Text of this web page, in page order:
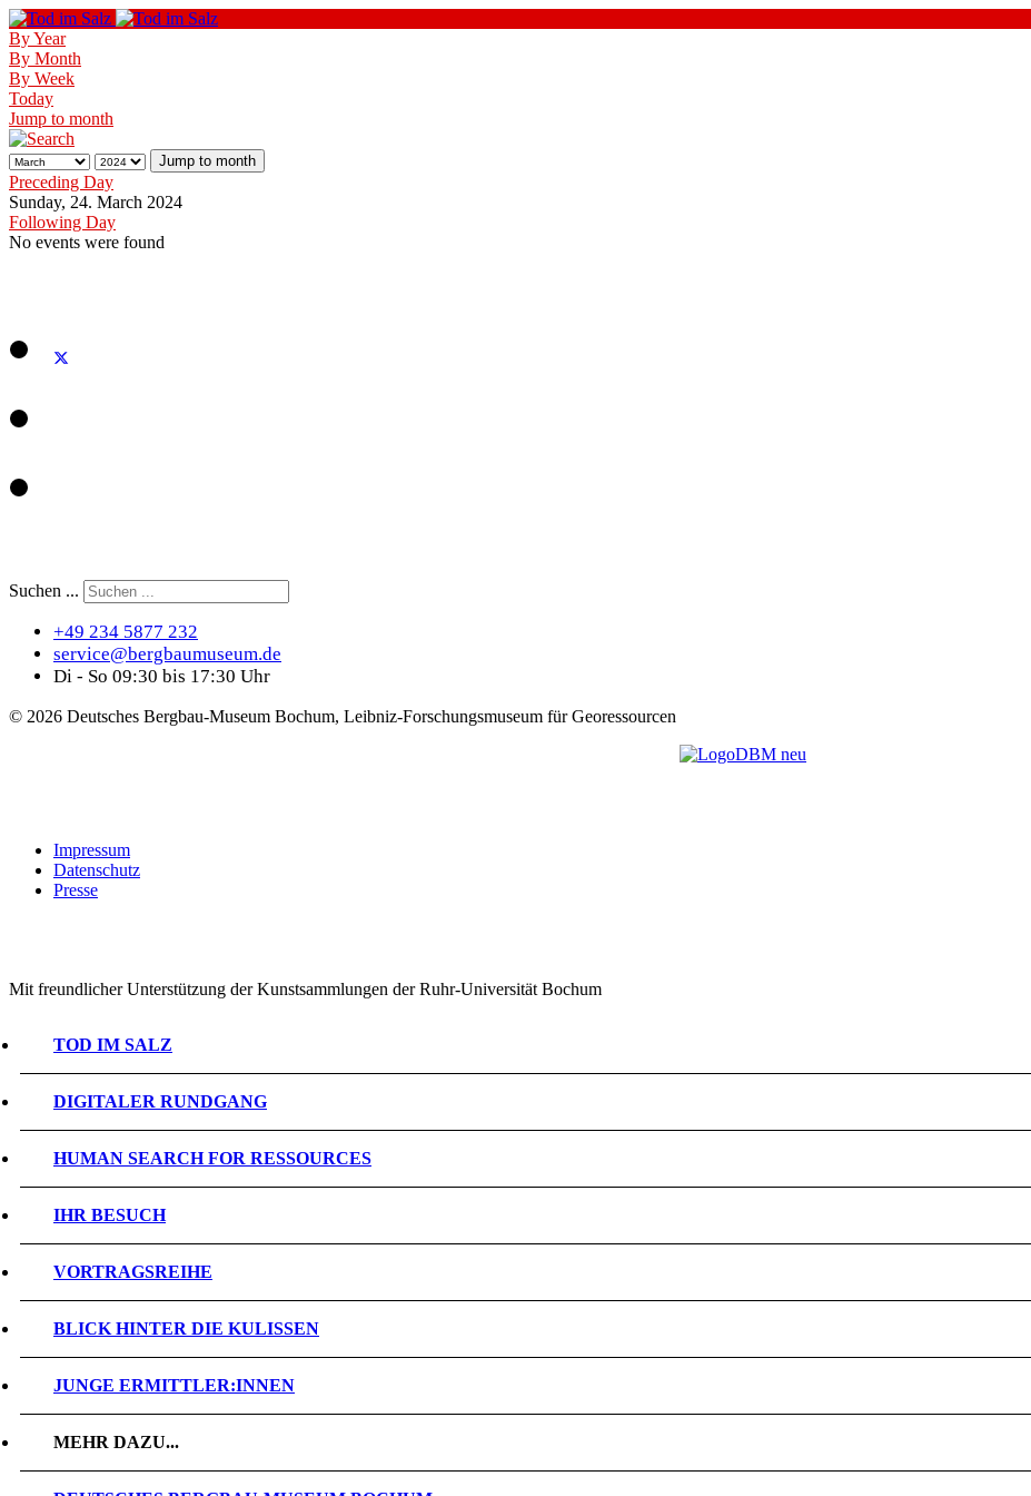
By Year
By Month
By Week
Today
Jump to month
Jump to month
Preceding Day
Sunday, 24. March 2024
Following Day
No events were found
Suchen ...
+49 234 5877 232
service@bergbaumuseum.de
Di - So 09:30 bis 17:30 Uhr
© 2026 Deutsches Bergbau-Museum Bochum, Leibniz-Forschungsmuseum für Georessourcen
Impressum
Datenschutz
Presse
Mit freundlicher Unterstützung der Kunstsammlungen der Ruhr-Universität Bochum
TOD IM SALZ
DIGITALER RUNDGANG
HUMAN SEARCH FOR RESSOURCES
IHR BESUCH
VORTRAGSREIHE
BLICK HINTER DIE KULISSEN
JUNGE ERMITTLER:INNEN
MEHR DAZU...